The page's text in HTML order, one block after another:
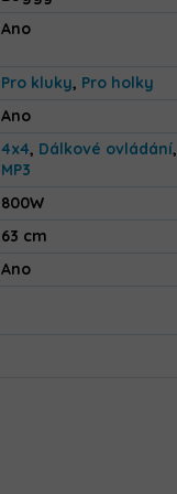
Ano
Pro kluky, Pro holky
Ano
4x4, Dálkové ovládání,
MP3
800W
63 cm
Ano